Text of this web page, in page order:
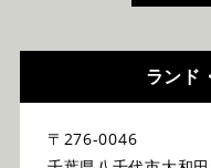
ランド
〒276-0046